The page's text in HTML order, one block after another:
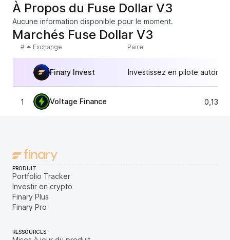
À Propos du Fuse Dollar V3
Aucune information disponible pour le moment.
Marchés Fuse Dollar V3
# Exchange Paire
Finary Invest Investissez en pilote
1 Voltage Finance
PRODUIT
Portfolio Tracker
Investir en crypto
Finary Plus
Finary Pro
RESSOURCES